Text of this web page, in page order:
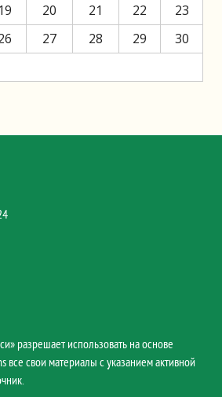
19 20 21 22
23
27 28 29
30
разрешает использовать на основе
все свои материалы с указанием активной